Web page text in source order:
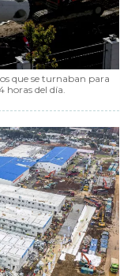
que se turnaban para
horas del día.